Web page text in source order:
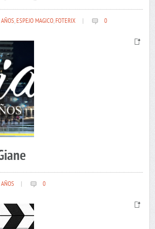
,ESPEJO MAGICO,FOTERIX 0
0